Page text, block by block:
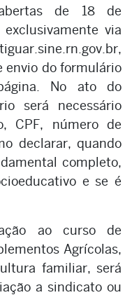
de 18 de
via
envio do formulário
No ato do
será necessário
CPF, número de
declarar, quando
completo,
e se é
ao curso de
Agrícolas,
familiar, será
a sindicato ou